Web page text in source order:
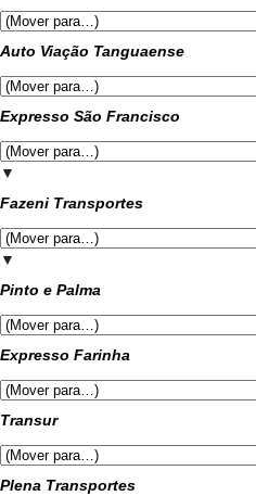
Auto Viação Tanguaense
Expresso São Francisco
▼
Fazeni Transportes
▼
Pinto e Palma
Expresso Farinha
Transur
Plena Transportes